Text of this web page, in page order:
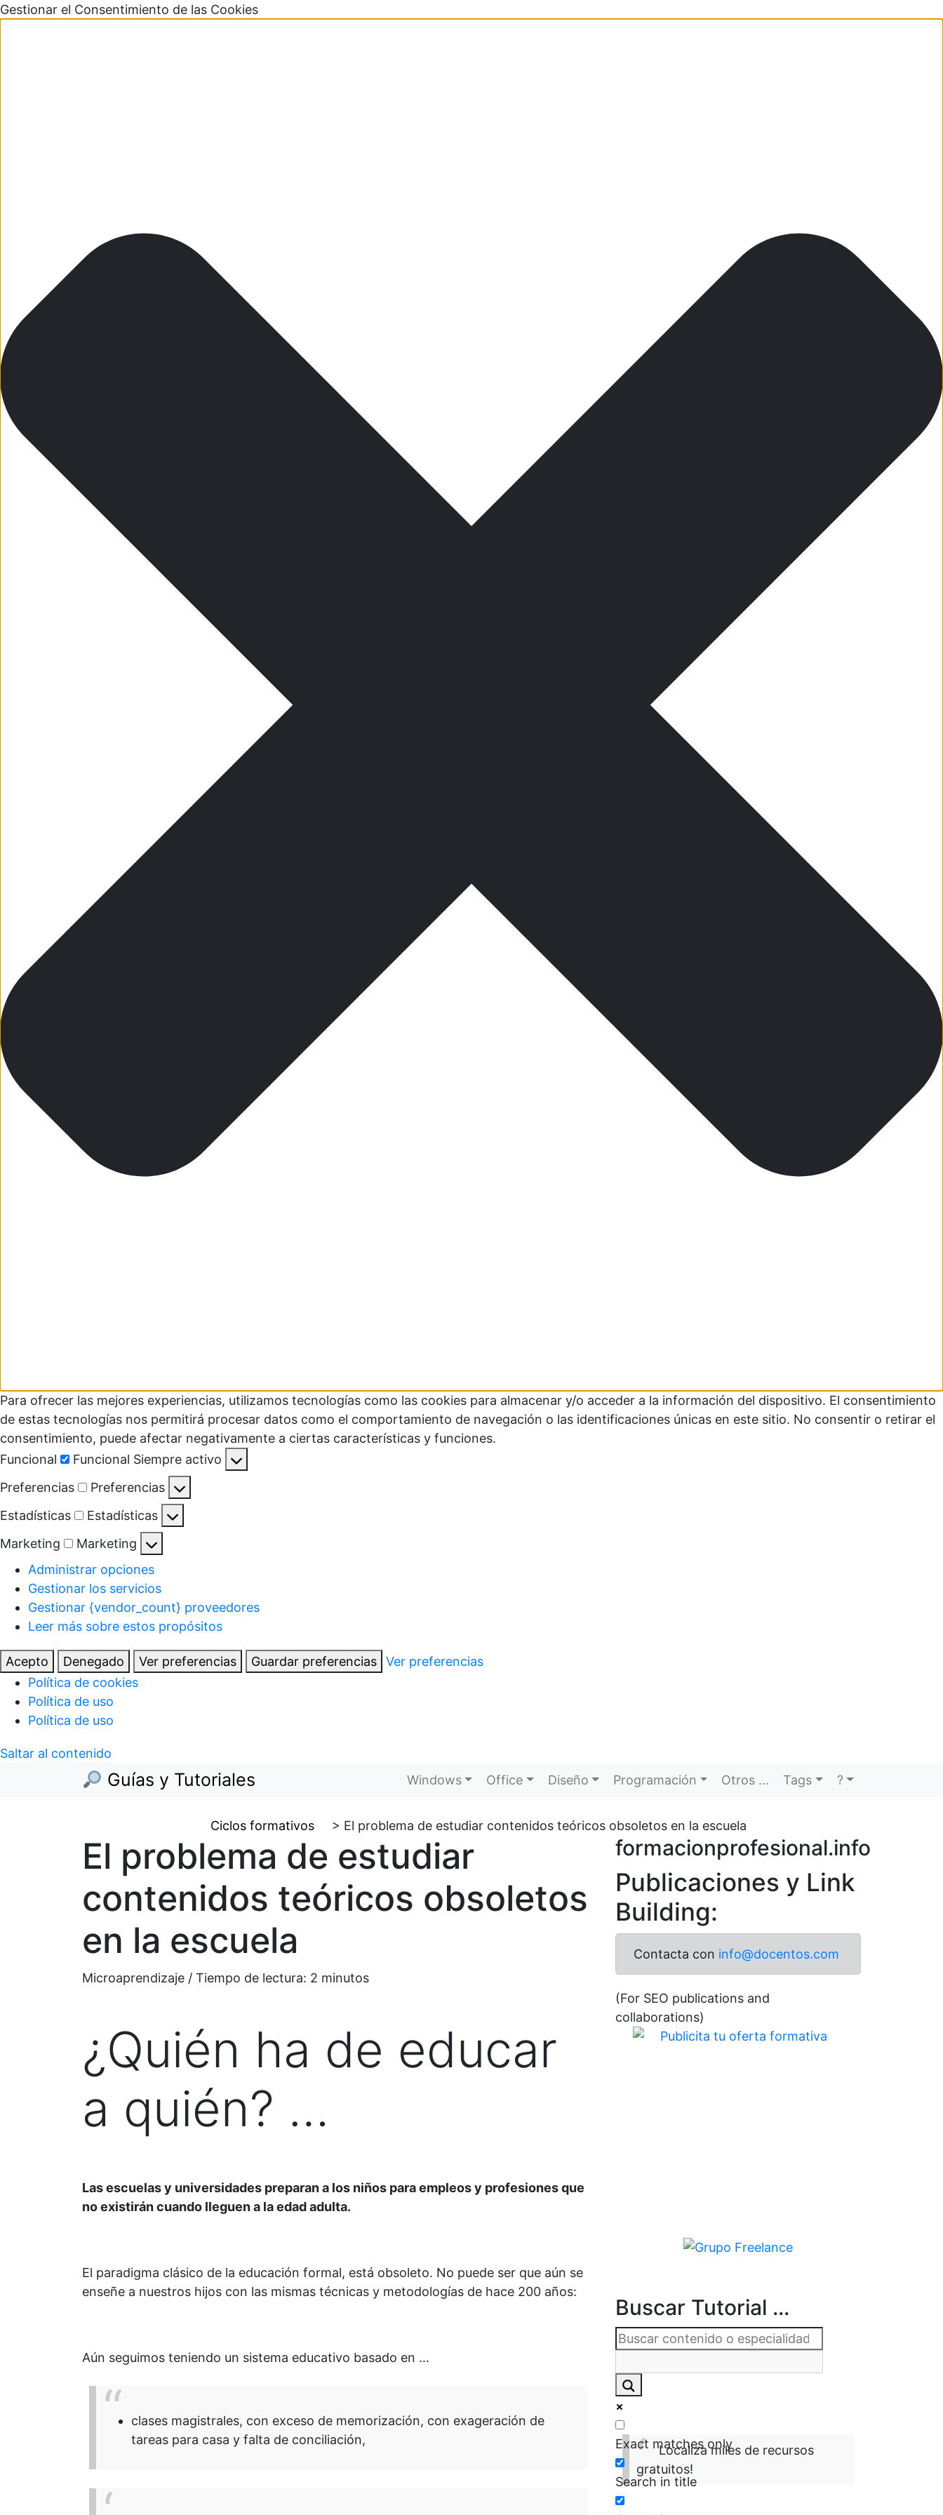
Gestionar el Consentimiento de las Cookies
Para ofrecer las mejores experiencias, utilizamos tecnologías como las cookies para almacenar y/o acceder a la información del dispositivo. El consentimiento
de estas tecnologías nos permitirá procesar datos como el comportamiento de navegación o las identificaciones únicas en este sitio. No consentir o retirar el
consentimiento, puede afectar negativamente a ciertas características y funciones.
Funcional
Funcional Siempre activo
Preferencias
Preferencias
Estadísticas
Estadísticas
Marketing
Marketing
Administrar opciones
Gestionar los servicios
Gestionar {vendor_count} proveedores
Leer más sobre estos propósitos
Acepto Denegado Ver preferencias Guardar preferencias
Ver preferencias
Política de cookies
Política de uso
Política de uso
Saltar al contenido
Guías y Tutoriales Windows Office Diseño Programación Otros … Tags ?
Ciclos formativos > El problema de estudiar contenidos teóricos obsoletos en la escuela
El problema de estudiar
contenidos teóricos obsoletos
en la escuela
Microaprendizaje / Tiempo de lectura: 2 minutos
¿Quién ha de educar
a quién? …
Las escuelas y universidades preparan a los niños para empleos y profesiones que
no existirán cuando lleguen a la edad adulta.
El paradigma clásico de la educación formal, está obsoleto. No puede ser que aún se
enseñe a nuestros hijos con las mismas técnicas y metodologías de hace 200 años:
Aún seguimos teniendo un sistema educativo basado en …
clases magistrales, con exceso de memorización, con exageración de
tareas para casa y falta de conciliación,
formacionprofesional.info
Publicaciones y Link
Building:
Contacta con info@docentos.com
(For SEO publications and
collaborations)
Buscar Tutorial ...
Exact matches only
Search in title
Localiza miles de recursos
gratuitos!